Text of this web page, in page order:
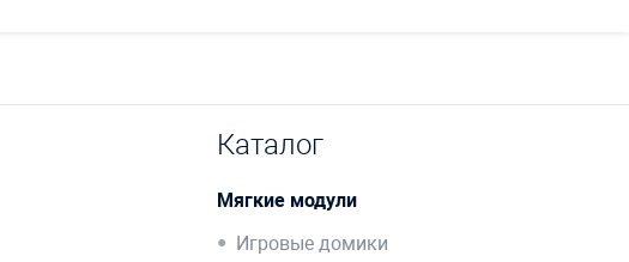
Каталог
Мягкие модули
Игровые домики